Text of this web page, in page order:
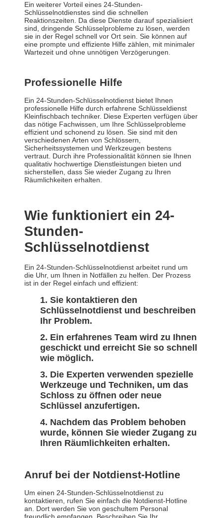
Ein weiterer Vorteil eines 24-Stunden-
Schlüsselnotdienstes sind die schnellen
Reaktionszeiten. Da diese Dienste darauf spezialisiert
sind, dringende Schlüsselprobleme zu lösen, werden
sie in der Regel schnell vor Ort sein. Sie können auf
eine prompte und effiziente Hilfe zählen, mit minimaler
Wartezeit und ohne unnötigen Verzögerungen.
Professionelle Hilfe
Ein 24-Stunden-Schlüsselnotdienst bietet Ihnen
professionelle Hilfe durch erfahrene Schlüsseldienst
Kleinfischbach techniker. Diese Experten verfügen über
das nötige Fachwissen, um Ihre Schlüsselprobleme
effizient und schonend zu lösen. Sie sind mit den
verschiedenen Arten von Schlössern,
Sicherheitssystemen und Werkzeugen bestens
vertraut. Durch ihre Professionalität können sie Ihnen
qualitativ hochwertige Dienstleistungen bieten und
sicherstellen, dass Sie wieder Zugang zu Ihren
Räumlichkeiten erhalten.
Wie funktioniert ein 24-
Stunden-
Schlüsselnotdienst
Ein 24-Stunden-Schlüsselnotdienst arbeitet rund um
die Uhr, um Ihnen in Notfällen zu helfen. Der Prozess
ist in der Regel einfach und effizient:
Sie kontaktieren den
Schlüsselnotdienst und beschreiben
Ihr Problem.
Ein erfahrenes Team wird zu Ihnen
geschickt und erreicht Sie so schnell
wie möglich.
Die Experten verwenden spezielle
Werkzeuge und Techniken, um das
Schloss zu öffnen oder neue
Schlüssel anzufertigen.
Nachdem das Problem behoben
wurde, können Sie wieder Zugang zu
Ihren Räumlichkeiten erhalten.
Anruf bei der Notdienst-Hotline
Um einen 24-Stunden-Schlüsselnotdienst zu
kontaktieren, rufen Sie einfach die Notdienst-Hotline
an. Dort werden Sie von geschultem Personal